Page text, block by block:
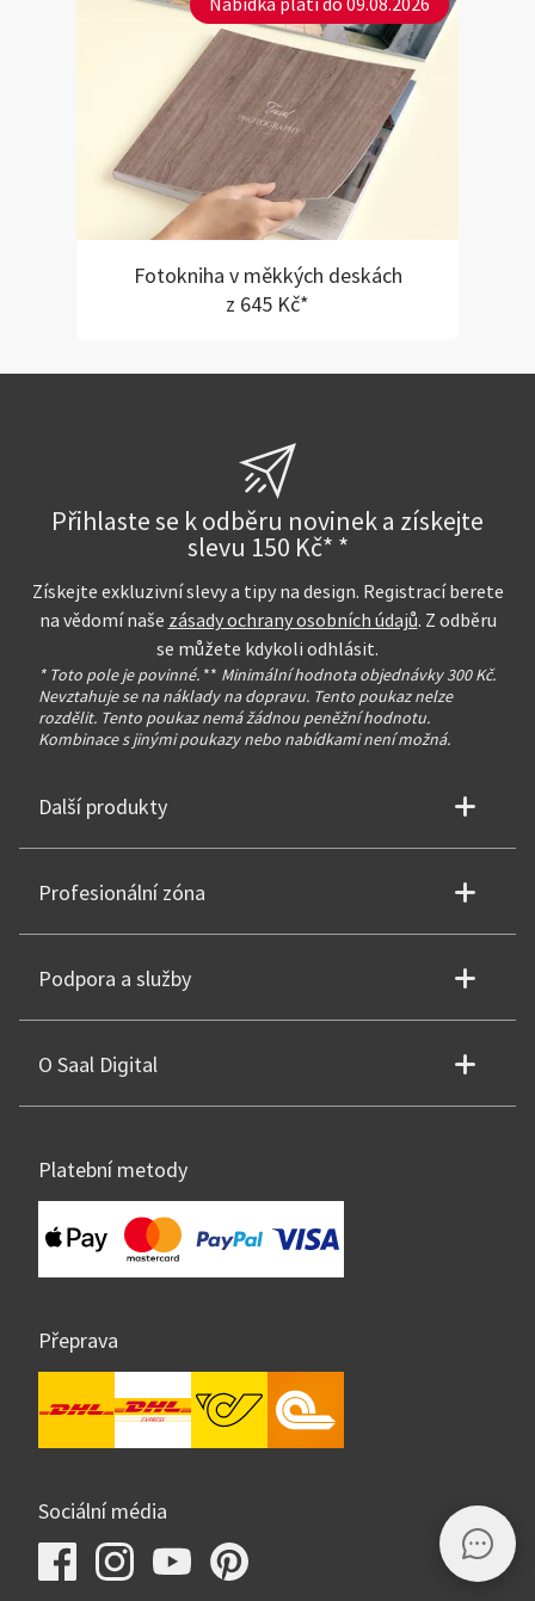
Nabídka platí do 09.08.2026
Fotokniha v měkkých deskách
z 645 Kč*
Přihlaste se k odběru novinek a získejte
slevu 150 Kč* *
Získejte exkluzivní slevy a tipy na design. Registrací berete
na vědomí naše zásady ochrany osobních údajů. Z odběru
se můžete kdykoli odhlásit.
* Toto pole je povinné. ** Minimální hodnota objednávky 300 Kč.
Nevztahuje se na náklady na dopravu. Tento poukaz nelze
rozdělit. Tento poukaz nemá žádnou peněžní hodnotu.
Kombinace s jinými poukazy nebo nabídkami není možná.
Další produkty
Profesionální zóna
Podpora a služby
O Saal Digital
Platební metody
Přeprava
Sociální média